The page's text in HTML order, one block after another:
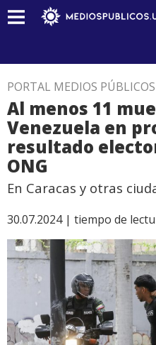
PORTAL MEDIOS PÚBLICOS
Al menos 11
Venezuela en
resultado
ONG
En Caracas y otras
30.07.2024 | tiempo de